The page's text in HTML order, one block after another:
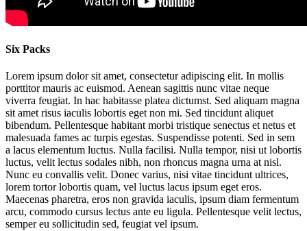
Six Packs
Lorem ipsum dolor sit amet, consectetur adipiscing elit. In mollis
porttitor mauris ac euismod. Aenean sagittis nunc vitae neque
viverra feugiat. In hac habitasse platea dictumst. Sed aliquam magna
sit amet risus iaculis lobortis eget non mi. Sed tincidunt aliquet
bibendum. Pellentesque habitant morbi tristique senectus et netus et
malesuada fames ac turpis egestas. Suspendisse potenti. Sed in sem
a lacus elementum luctus. Nulla facilisi. Nulla tempor, nisi ut lobortis
luctus, velit lectus sodales nibh, non rhoncus magna urna at nisl.
Nunc eu convallis velit. Donec varius, nisi vitae tincidunt ultrices,
lorem tortor lobortis quam, vel luctus lacus ipsum eget eros.
Maecenas pharetra, eros non gravida iaculis, ipsum diam fermentum
arcu, commodo cursus lectus ante eu ligula. Pellentesque velit lectus,
semper eu sollicitudin sed, feugiat vel ipsum.